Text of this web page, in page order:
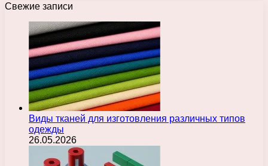
Свежие записи
Виды тканей для изготовления различных типов
одежды
26.05.2026